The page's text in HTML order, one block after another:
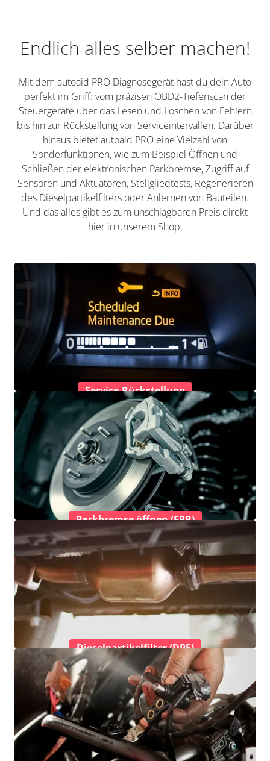
Endlich alles selber machen!
Mit dem autoaid PRO Diagnosegerät hast du dein Auto
perfekt im Griff: vom präzisen OBD2-Tiefenscan der
Steuergeräte über das Lesen und Löschen von Fehlern
bis hin zur Rückstellung von Serviceintervallen. Darüber
hinaus bietet autoaid PRO eine Vielzahl von
Sonderfunktionen, wie zum Beispiel Öffnen und
Schließen der elektronischen Parkbremse, Zugriff auf
Sensoren und Aktuatoren, Stellgliedtests, Regenerieren
des Dieselpartikelfilters oder Anlernen von Bauteilen.
Und das alles gibt es zum unschlagbaren Preis direkt
hier in unserem Shop.
Service-Rückstellung
Parkbremse öffnen (EPB)
Dieselpartikelfilter (DPF)